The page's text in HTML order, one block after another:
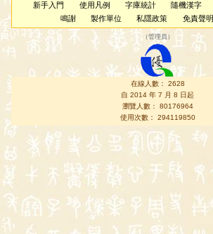
新手入門 使用凡例 字庫統計 隨機漢字
鳴謝
製作單位 私隱政策 免責聲明
（管理員 ）
在線人數： 2628
自 2014 年 7 月 8 日起
瀏覽人數： 80176964
使用次數： 294119850